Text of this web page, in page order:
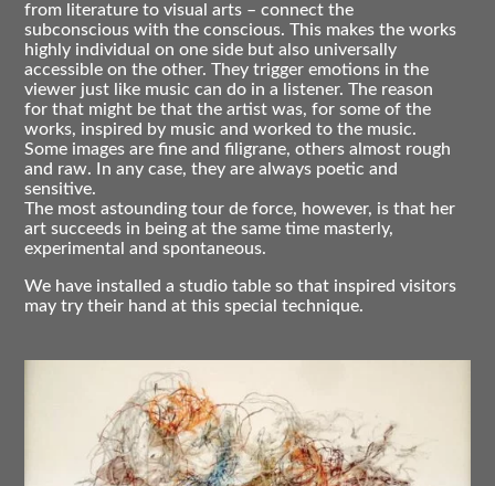
from literature to visual arts – connect the
subconscious with the conscious. This makes the works
highly individual on one side but also universally
accessible on the other. They trigger emotions in the
viewer just like music can do in a listener. The reason
for that might be that the artist was, for some of the
works, inspired by music and worked to the music.
Some images are fine and filigrane, others almost rough
and raw. In any case, they are always poetic and
sensitive.
The most astounding tour de force, however, is that her
art succeeds in being at the same time masterly,
experimental and spontaneous.
We have installed a studio table so that inspired visitors
may try their hand at this special technique.